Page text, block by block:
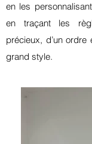
en les
en traçant les
précieux, d’un ordre
grand style.